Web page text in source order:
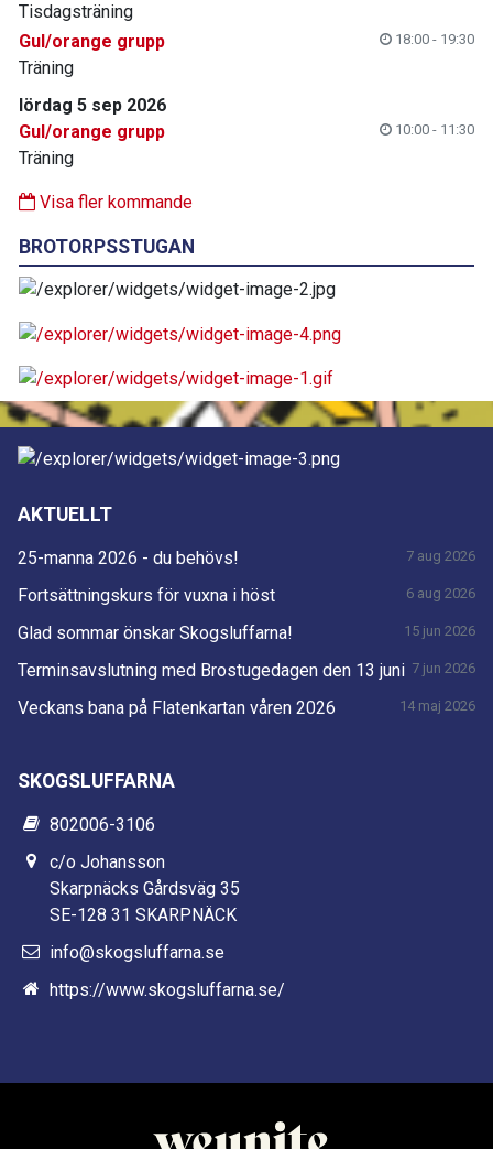
Tisdagsträning
Gul/orange grupp
18:00 - 19:30
Träning
lördag 5 sep 2026
Gul/orange grupp
10:00 - 11:30
Träning
Visa fler kommande
BROTORPSSTUGAN
AKTUELLT
25-manna 2026 - du behövs! 7 aug 2026
Fortsättningskurs för vuxna i höst 6 aug 2026
Glad sommar önskar Skogsluffarna! 15 jun 2026
Terminsavslutning med Brostugedagen den 13 juni 7 jun 2026
Veckans bana på Flatenkartan våren 2026 14 maj 2026
SKOGSLUFFARNA
802006-3106
c/o Johansson
Skarpnäcks Gårdsväg 35
SE-128 31 SKARPNÄCK
info@skogsluffarna.se
https://www.skogsluffarna.se/